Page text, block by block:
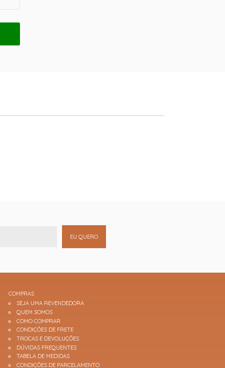
EU QUERO
COMPRAS
SEJA UMA REVENDEDORA
QUEM SOMOS
COMO COMPRAR
CONDIÇÕES DE FRETE
TROCAS E DEVOLUÇÕES
DÚVIDAS FREQUENTES
TABELA DE MEDIDAS
CONDIÇÕES DE PARCELAMENTO